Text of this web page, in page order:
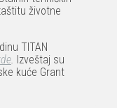
životne
TITAN
. Izveštaj su
kuće Grant